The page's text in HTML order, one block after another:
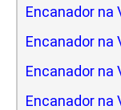
Encanador na
Encanador na
Encanador na
Encanador na